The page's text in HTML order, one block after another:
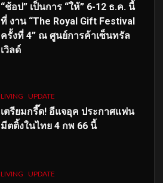
“ช้อป” เป็นการ “ให้” 6-12 ธ.ค. นี้
ที่ งาน “The Royal Gift Festival
ครั้งที่ 4” ณ ศูนย์การค้าเซ็นทรัล
เวิลด์
LIVING UPDATE
เตรียมกรี๊ด! อีแจอุค ประกาศแฟน
มีตติ้งในไทย 4 กพ 66 นี้
LIVING UPDATE